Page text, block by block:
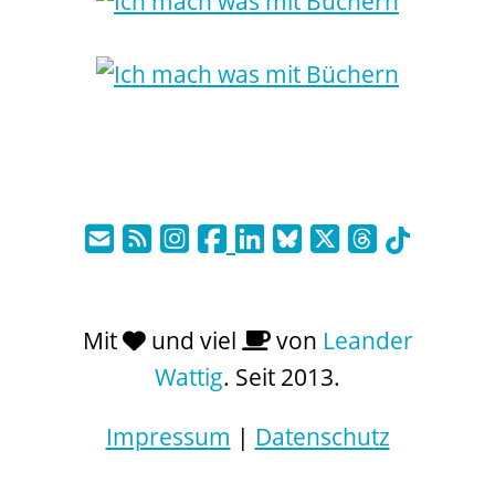
Mit und viel von Leander
Wattig. Seit 2013.
Impressum | Datenschutz